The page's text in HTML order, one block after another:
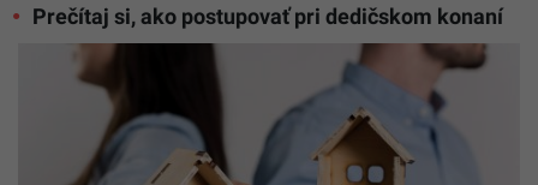
Prečítaj si, ako postupovať pri dedičskom konaní